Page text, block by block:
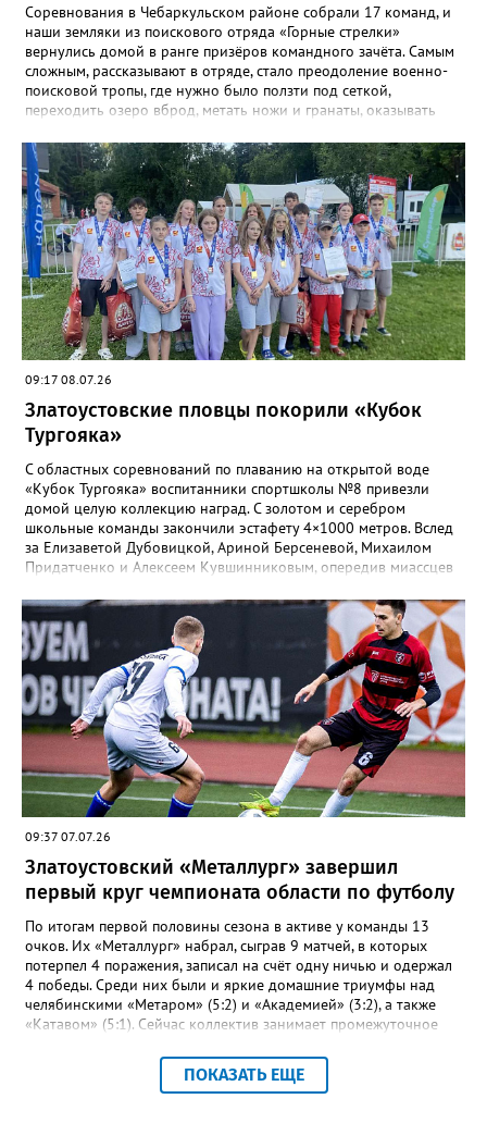
Соревнования в Чебаркульском районе собрали 17 команд, и
наши земляки из поискового отряда «Горные стрелки»
вернулись домой в ранге призёров командного зачёта. Самым
сложным, рассказывают в отряде, стало преодоление военно-
поисковой тропы, где нужно было ползти под сеткой,
переходить озеро вброд, метать ножи и гранаты, оказывать
экспедициями и тренировками старшие «Горные стрелки»
финишировали вторыми, а их товарищи из средней группы –
третьими. В соревновательной программе были и визитка, и
видеоролик, а также викторина, конкурс музейных
экспотнатов и «профессиональный» этап под названием
«Эксгумация. Документирование работ», где средняя группа
лидировала, а старшие взяли бронзу. Всего «Горные стрелки»
привезли 13 наград разного достоинства. В средней группе
представители отряда стали вице-чемпионами, в старшей –
замкнули тройку лучших.
09:17 08.07.26
Златоустовские пловцы покорили «Кубок
Тургояка»
С областных соревнований по плаванию на открытой воде
«Кубок Тургояка» воспитанники спортшколы №8 привезли
домой целую коллекцию наград. С золотом и серебром
школьные команды закончили эстафету 4×1000 метров. Вслед
за Елизаветой Дубовицкой, Ариной Берсеневой, Михаилом
Придатченко и Алексеем Кувшинниковым, опередив миассцев
Анастасия Лущикова, Дмитрий Векшин и Макар Смирнов.
Золото на тысяче метрах среди девушек 14–16 лет забрала
Арина Берсенева, чуть отстала от неё Софья Новикова. На трёх
тысячах метров с выбыванием среди юношей первым стал
Ярослав Верещагин, третьим — Михаил Придатченко. А в
заплыве на три тысячи 3000 метров пьедестал оказался
полностью златоустовским. На него поднялись Софья
Колесникова, Арина Берсенева и Елизавета Дубовицкая. Всего
в «Кубке Тургояка» на старт вышли 155 спортсменов из
Златоуста, Миасса, Челябинска, Пласта и Южноуральска.
09:37 07.07.26
Златоустовский «Металлург» завершил
первый круг чемпионата области по футболу
По итогам первой половины сезона в активе у команды 13
очков. Их «Металлург» набрал, сыграв 9 матчей, в которых
потерпел 4 поражения, записал на счёт одну ничью и одержал
4 победы. Среди них были и яркие домашние триумфы над
челябинскими «Метаром» (5:2) и «Академией» (3:2), а также
«Катавом» (5:1). Сейчас коллектив занимает промежуточное
Строкой выше златоустовцев – коркинский «Шахтёр». При
прочих одинаковых показателях двух идущих плечом к плечу
ПОКАЗАТЬ ЕЩЕ